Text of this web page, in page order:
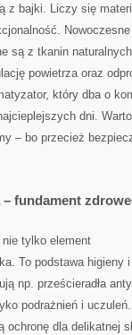
z bajki. Liczy się
są z tkanin
powietrza oraz
który dba o
dni.
– bo przecież
– fundament
nie tylko element
To podstawa higieny
np. prześcieradła
podrażnień i
ochronę dla delikatnej